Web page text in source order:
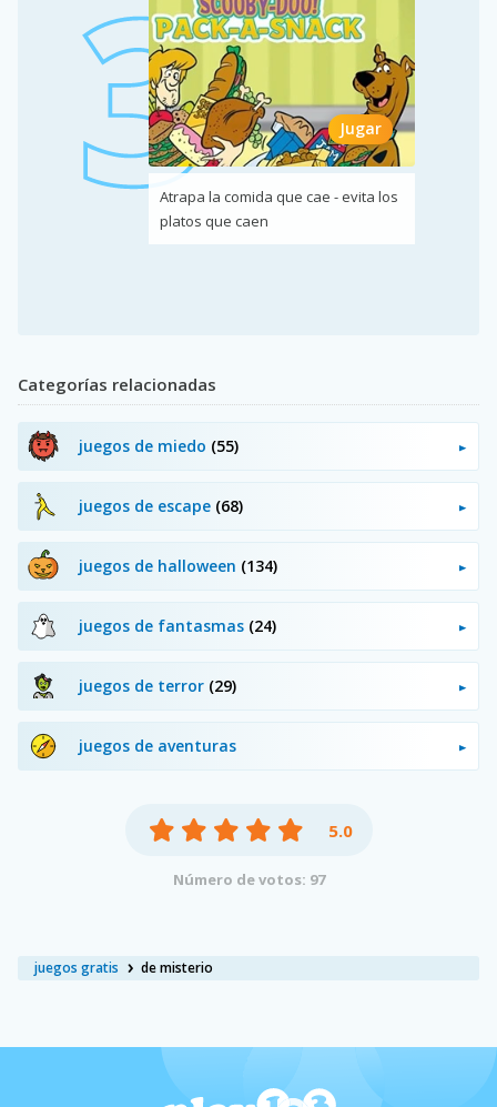
juegos gratis de misterio
Jugar
Atrapa la comida que cae - evita los
platos que caen
Categorías relacionadas
juegos de miedo (55)
juegos de escape (68)
juegos de halloween (134)
juegos de fantasmas (24)
juegos de terror (29)
juegos de aventuras
5.0
Número de votos: 97